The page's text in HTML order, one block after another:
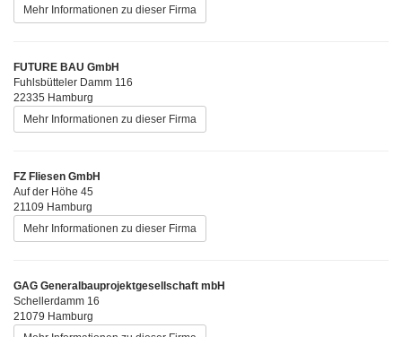
Mehr Informationen zu dieser Firma
FUTURE BAU GmbH
Fuhlsbütteler Damm 116
22335 Hamburg
Mehr Informationen zu dieser Firma
FZ Fliesen GmbH
Auf der Höhe 45
21109 Hamburg
Mehr Informationen zu dieser Firma
GAG Generalbauprojektgesellschaft mbH
Schellerdamm 16
21079 Hamburg